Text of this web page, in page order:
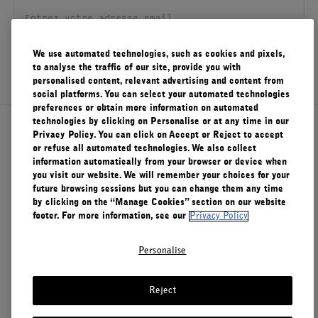
FILMS
À PROPOS
Compte
Panier(0)
À propos de Le Labo
Service clients
Visitez nos points de vente
S'ENREGISTRER
We use automated technologies, such as cookies and pixels,
to analyse the traffic of our site, provide you with
personalised content, relevant advertising and content from
social platforms. You can select your automated technologies
preferences or obtain more information on automated
technologies by clicking on Personalise or at any time in our
Privacy Policy. You can click on Accept or Reject to accept
or refuse all automated technologies. We also collect
information automatically from your browser or device when
you visit our website. We will remember your choices for your
future browsing sessions but you can change them any time
by clicking on the “Manage Cookies” section on our website
footer. For more information, see our
Privacy Policy
Personalise
Reject